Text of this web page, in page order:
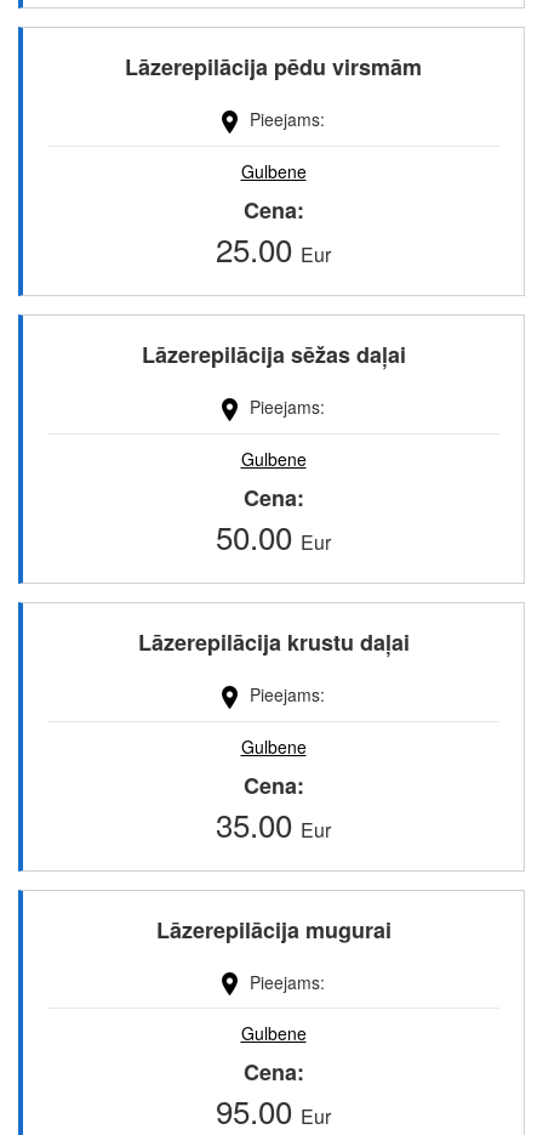
Lāzerepilācija pēdu virsmām
Pieejams
Gulbene
Cena
25.00 Eur
Lāzerepilācija sēžas daļai
Pieejams
Gulbene
Cena
50.00 Eur
Lāzerepilācija krustu daļai
Pieejams
Gulbene
Cena
35.00 Eur
Lāzerepilācija mugurai
Pieejams
Gulbene
Cena
95.00 Eur